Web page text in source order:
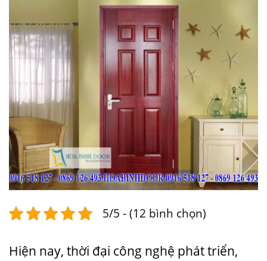
5/5 - (12 bình chọn)
Hiện nay, thời đại công nghệ phát triển,